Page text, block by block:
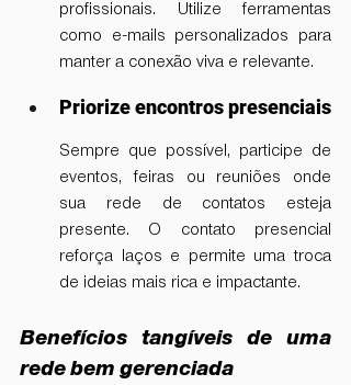
profissionais. Utilize ferramentas
como e-mails personalizados para
manter a conexão viva e relevante.
Priorize encontros presenciais
Sempre que possível, participe de
eventos, feiras ou reuniões onde
sua rede de contatos esteja
presente. O contato presencial
reforça laços e permite uma troca
de ideias mais rica e impactante.
Benefícios tangíveis de uma
rede bem gerenciada